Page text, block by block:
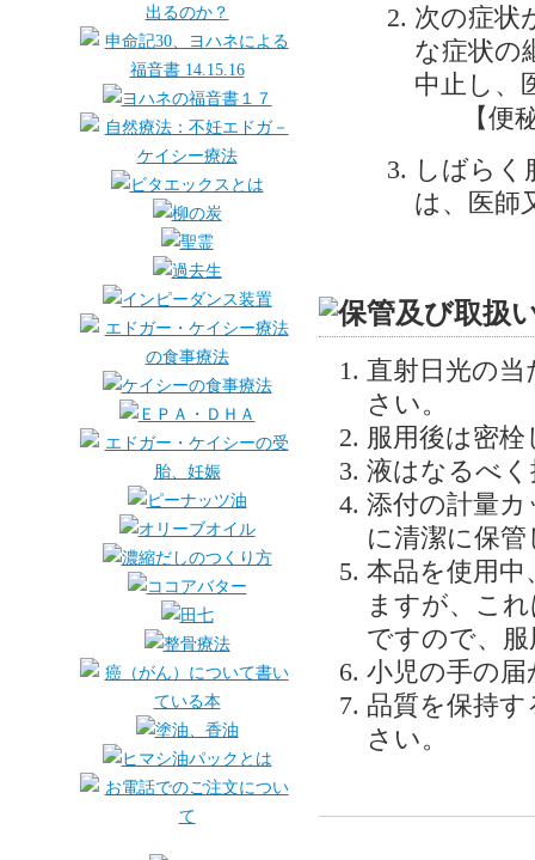
次の症状
な症状の
中止し、
【便
しばらく
は、医師
直射日光の
さい。
服用後は密
液はなるべ
添付の計量
に清潔に保
本品を使用
ますが、こ
ですので、
小児の手の
品質を保持
さい。